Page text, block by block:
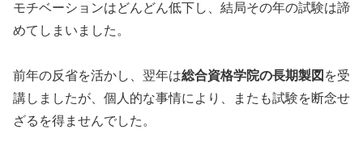
モチベーションはどんどん低下し、結局その年の試験は諦
めてしまいました。
前年の反省を活かし、翌年は総合資格学院の長期製図 を受
講しましたが、個人的な事情により、またも試験を断念せ
ざるを得ませんでした。